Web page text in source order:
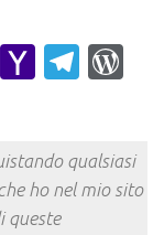
Yahoo
qualsiasi
ho nel mio sito
queste